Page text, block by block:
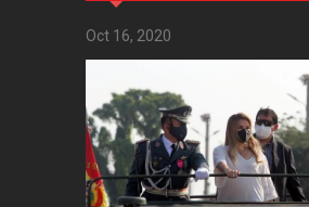
Oct 16, 2020